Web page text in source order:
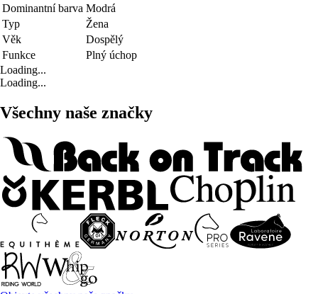
Dominantní barva Modrá
Typ
Žena
Věk
Dospělý
Funkce
Plný úchop
Loading...
Loading...
Všechny naše značky